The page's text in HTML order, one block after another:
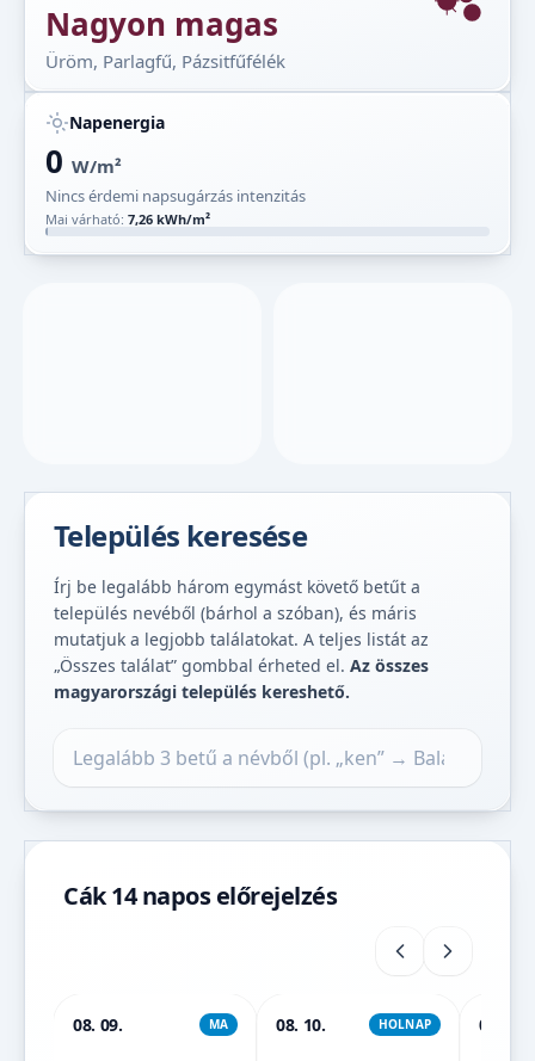
Nagyon magas
Üröm, Parlagfű, Pázsitfűfélék
Napenergia
0 W/m²
Nincs érdemi napsugárzás intenzitás
Mai várható: 7,26 kWh/m²
Település keresése
Írj be legalább három egymást követő betűt a
település nevéből (bárhol a szóban), és máris
mutatjuk a legjobb találatokat. A teljes listát az
„Összes találat” gombbal érheted el. Az összes
magyarországi település kereshető.
Cák 14 napos előrejelzés
08. 09. MA 08. 10. HOLNAP 08. 11.